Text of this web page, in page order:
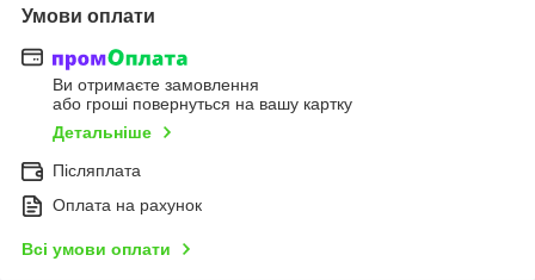
Умови оплати
Ви отримаєте замовлення
або гроші повернуться на вашу картку
Детальніше
Післяплата
Оплата на рахунок
Всі умови оплати